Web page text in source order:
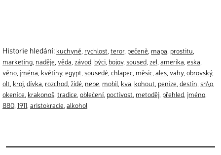
Historie hledání: kuchyně rychlost teror, pečeně mapa prostitu
marketing naděje věda závod býci bojov, soused zel amerika eska
věno jména květiny, egypt sousedé chlapec měsic ales vahy, obrovský,
olt kroj dívka rozchod židé nebe mobil kva kohout peníze destin sh\o
okenice krakonoš tradice oblečení poctivost metoděj přehled jméno
880 1911 aristokracie alkohol